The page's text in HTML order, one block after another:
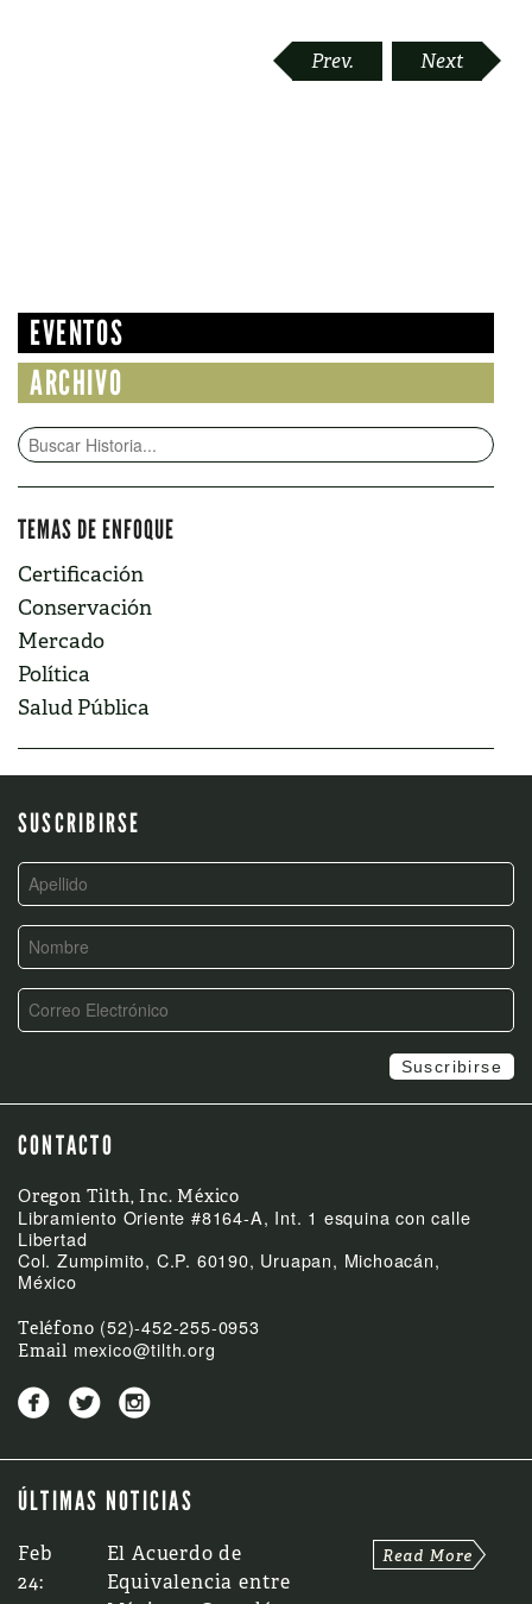
Prev. Next
EVENTOS
ARCHIVO
TEMAS DE ENFOQUE
Certificación
Conservación
Mercado
Política
Salud Pública
SUSCRIBIRSE
CONTACTO
Oregon Tilth, Inc. México
Libramiento Oriente #8164-A, Int. 1 esquina con calle
Libertad
Col. Zumpimito, C.P. 60190, Uruapan, Michoacán,
México
Teléfono (52)-452-255-0953
Email mexico@tilth.org
  
ÚLTIMAS NOTICIAS
Feb
24:
El Acuerdo de
Equivalencia entre